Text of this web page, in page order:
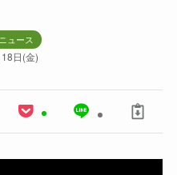
ュース
日(金)